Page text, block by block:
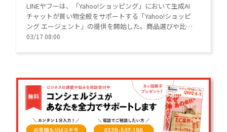
LINEヤフーは、「Yahoo!ショッピング」において生成AI
チャットが買い物全般をサポートする「Yahoo!ショッピ
ング エージェント」の提供を開始した。商品選びや比
較、カート投入から注文後の配送確認まで対話形式で完
03/17 08:00